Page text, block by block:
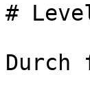
#
Durch